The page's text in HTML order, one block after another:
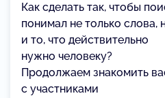
Как сделать так, чтобы
понимал не только слова,
и то, что действительно
нужно человеку?
Продолжаем знакомить
с участниками